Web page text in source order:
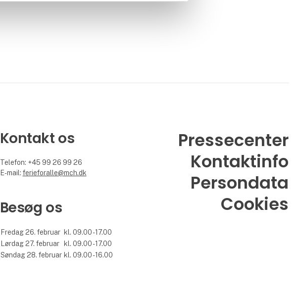
Kontakt os
Telefon: +45 99 26 99 26
E-mail: ferieforalle@mch.dk
Besøg os
Fredag 26. februar kl. 09.00 - 17.00
Lørdag 27. februar
kl. 09.00 - 17.00
Søndag 28. februar kl. 09.00 - 16.00
Pressecenter
Kontaktinfo
Persondata
Cookies